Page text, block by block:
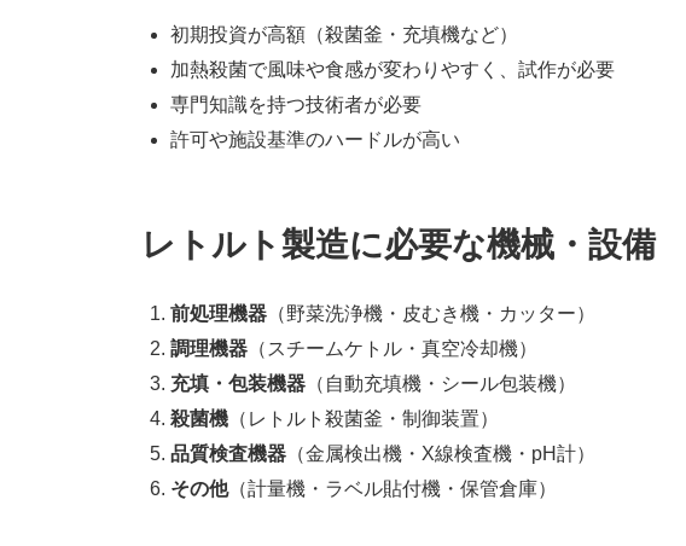
初期投資が高額（殺菌釜・充填機など）
加熱殺菌で風味や食感が変わりやすく、試作が必要
専門知識を持つ技術者が必要
許可や施設基準のハードルが高い
レトルト製造に必要な機械・設備
前処理機器 （野菜洗浄機・皮むき機・カッター）
調理機器 （スチームケトル・真空冷却機）
充填・包装機器 （自動充填機・シール包装機）
殺菌機 （レトルト殺菌釜・制御装置）
品質検査機器 （金属検出機・X線検査機・pH計）
その他（計量機・ラベル貼付機・保管倉庫）